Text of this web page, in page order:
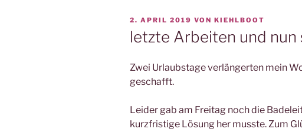
VERÖFFENTLICHT
AM
2. APRIL 2019 VON KIEHLBOOT
letzte Arbeiten und nun
Zwei Urlaubstage verlängerten mein
geschafft.
Leider gab am Freitag noch die
kurzfristige Lösung her musste. Zum